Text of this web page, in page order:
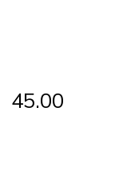
45.00